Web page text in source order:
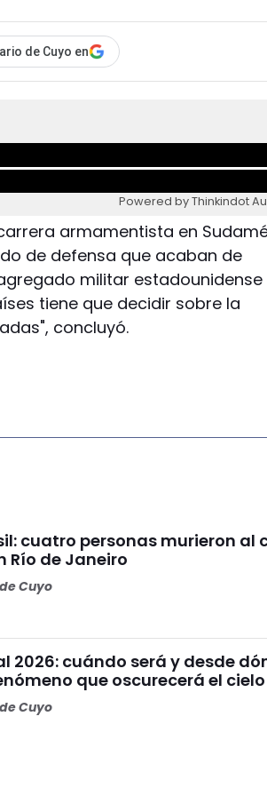
de Cuyo en
Powered by Thinkindot
armamentista en
de defensa que acaban de
militar estadounidense
tiene que decidir sobre la
concluyó.
cuatro personas murieron al
Río de Janeiro
Cuyo
2026: cuándo será y desde
que oscurecerá el cielo
Cuyo